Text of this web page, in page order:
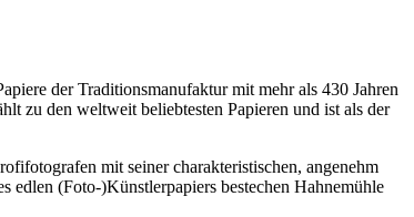
der Traditionsmanufaktur mit mehr als 430 Jahren
zu den weltweit beliebtesten Papieren und ist als der
mit seiner charakteristischen, angenehm
edlen (Foto-)Künstlerpapiers bestechen Hahnemühle